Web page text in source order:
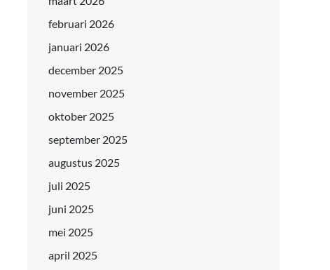
februari 2026
januari 2026
december 2025
november 2025
oktober 2025
september 2025
augustus 2025
juli 2025
juni 2025
mei 2025
april 2025